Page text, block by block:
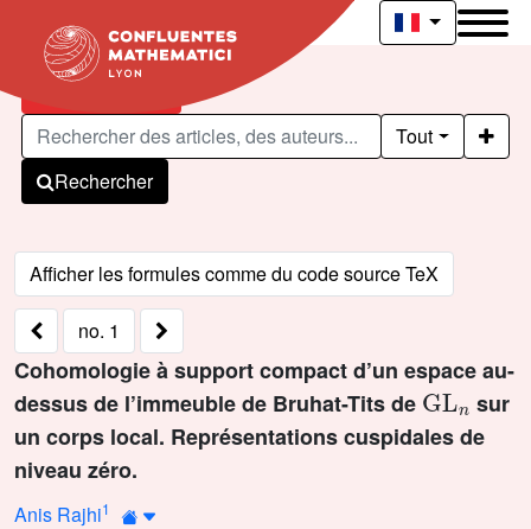
Articles publiés
Tout
Rechercher
no. 1
Cohomologie à support compact d’un espace au-
dessus de l’immeuble de Bruhat-Tits de
GLn
sur
un corps local. Représentations cuspidales de
niveau zéro.
Anis Rajhi1